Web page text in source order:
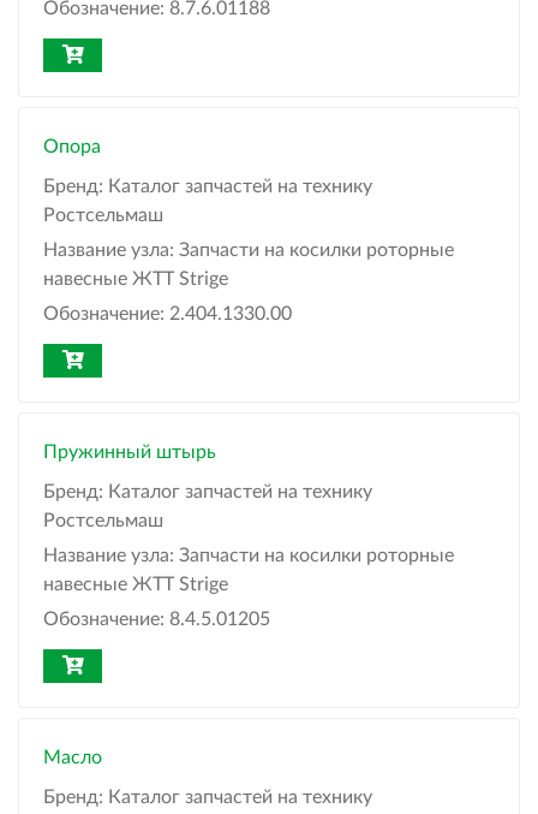
Обозначение: 8.7.6.01188
Опора
Бренд: Каталог запчастей на технику
Ростсельмаш
Название узла: Запчасти на косилки роторные
навесные ЖТТ Strige
Обозначение: 2.404.1330.00
Пружинный штырь
Бренд: Каталог запчастей на технику
Ростсельмаш
Название узла: Запчасти на косилки роторные
навесные ЖТТ Strige
Обозначение: 8.4.5.01205
Масло
Бренд: Каталог запчастей на технику